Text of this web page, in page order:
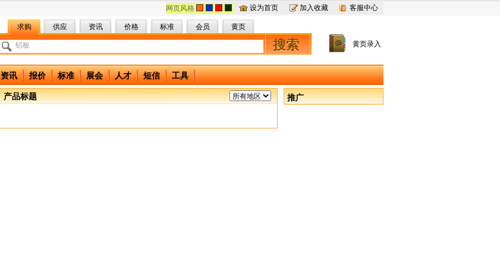
设为首页 加入收藏 客服中心
网页风格
求购 供应 资讯 价格 标准 会员 黄页
搜索 黄页录入
资讯 报价 标准 展会 人才 短信 工具
产品标题 推广